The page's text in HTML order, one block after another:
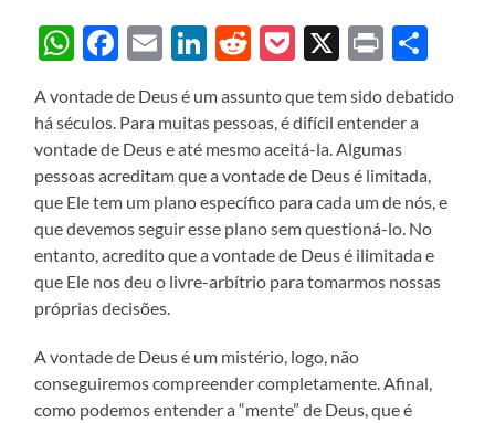
WhatsApp
Facebook
EmailLinkedIn
Reddit
Pocket
X Print
A vontade de Deus é um assunto que tem sido debatido
há séculos. Para muitas pessoas, é difícil entender a
vontade de Deus e até mesmo aceitá-la. Algumas
pessoas acreditam que a vontade de Deus é limitada,
que Ele tem um plano específico para cada um de nós, e
que devemos seguir esse plano sem questioná-lo. No
entanto, acredito que a vontade de Deus é ilimitada e
que Ele nos deu o livre-arbítrio para tomarmos nossas
próprias decisões.
A vontade de Deus é um mistério, logo, não
conseguiremos compreender completamente. Afinal,
como podemos entender a “mente” de Deus, que é